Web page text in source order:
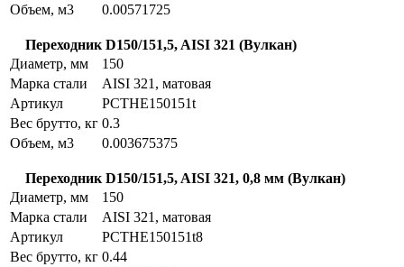
Объем, м3
0.00571725
Переходник D150/151,5, AISI 321 (Вулкан)
Диаметр, мм
150
Марка стали
AISI 321, матовая
Артикул
PCTHE150151t
Вес брутто, кг 0.3
Объем, м3
0.003675375
Переходник D150/151,5, AISI 321, 0,8 мм (Вулкан)
Диаметр, мм
150
Марка стали
AISI 321, матовая
Артикул
PCTHE150151t8
Вес брутто, кг 0.44